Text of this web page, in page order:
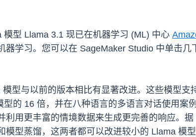
型 Llama 3.1 现已在机器学习 (ML) 中心
器学习。您可以在 SageMaker Studio 中单击
型与以前的版本相比有显著改进。这些模型
的 16 倍，并在八种语言的多语言对话使用案
利用更丰富的情境数据来生成更完善的响应。
模型蒸馏，这两者都可以改进较小的 Llama 模